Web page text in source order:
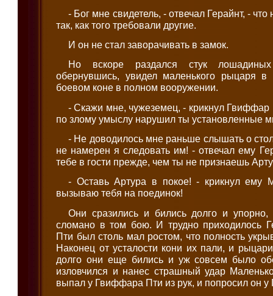
- Бог мне свидетель, - отвечал Герайнт, -
так, как того требовали другие.
И он не стал заворачивать в замок.
Но вскоре раздался стук
обернувшись, увидел маленького рыцаря
боевом коне в полном вооружении.
- Скажи мне, чужеземец, - крикнул Гвиффар
по злому умыслу нарушил ты установленные
- Не доводилось мне раньше слышать о
не намерен я следовать им! - отвечал ему
тебе в гости прежде, чем ты не признаешь
- Оставь Артура в покое! - крикнул ему
вызываю тебя на поединок!
Они сразились и бились долго и
сломано в том бою. И трудно приходилось
Пти был столь мал ростом, что полность
Наконец от усталости кони их пали, и
долго они еще бились и уж совсем было
изловчился и нанес страшный удар
выпал у Гвиффара Пти из рук, и попросил он